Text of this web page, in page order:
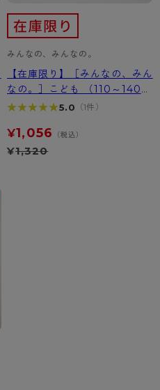
みんなの、みんなの。
【在庫限り】［みんなの、みん
なの。］こども （110～140）
優しさだけでつくったパンツ
★★★★★
★★★★★5.0 （1件）
¥1,056 （税込）
¥1,320